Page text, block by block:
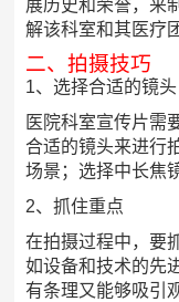
展历史和荣誉，来
解该科室和其医疗
二、拍摄技巧
1、选择合适的镜头
医院科室宣传片需
合适的镜头来进行
场景；选择中长焦
2、抓住重点
在拍摄过程中，要
如设备和技术的先
有条理又能够吸引